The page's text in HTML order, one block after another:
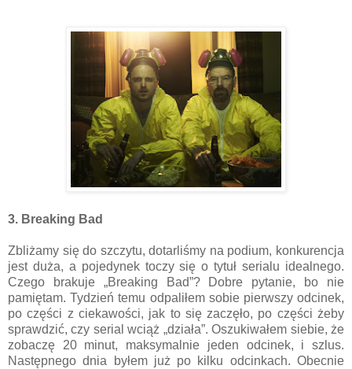
3. Breaking Bad
Zbliżamy się do szczytu, dotarliśmy na podium, konkurencja
jest duża, a pojedynek toczy się o tytuł serialu idealnego.
Czego brakuje „Breaking Bad”? Dobre pytanie, bo nie
pamiętam. Tydzień temu odpaliłem sobie pierwszy odcinek,
po części z ciekawości, jak to się zaczęło, po części żeby
sprawdzić, czy serial wciąż „działa”. Oszukiwałem siebie, że
zobaczę 20 minut, maksymalnie jeden odcinek, i szlus.
Następnego dnia byłem już po kilku odcinkach. Obecnie